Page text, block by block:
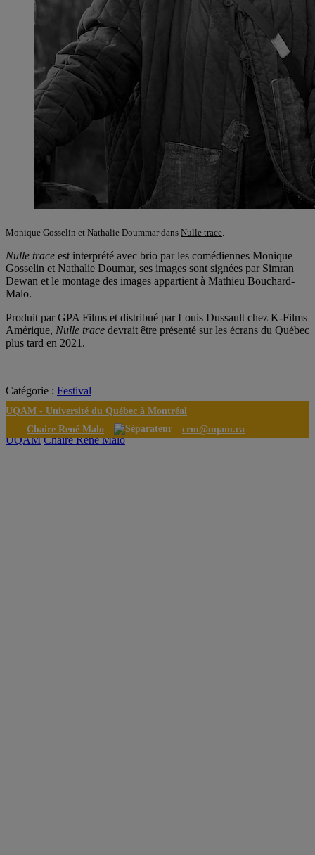
Monique Gosselin et Nathalie Doummar dans Nulle trace.
Nulle trace est interprété avec brio par les comédiennes Monique
Gosselin et Nathalie Doumar, ses images sont signées par Simran
Dewan et le montage des images appartient à Mathieu Bouchard-
Malo.
Produit par GPA Films et distribué par Louis Dussault chez K-Films
Amérique, Nulle trace devrait être présenté sur les écrans du Québec
plus tard en 2021.
Catégorie : Festival
UQAM - Université du Québec à Montréal
Chaire René Malo
crm@uqam.ca
UQAM Chaire René Malo